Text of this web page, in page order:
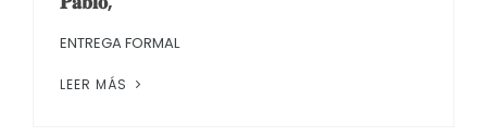
ENTREGA FORMAL
LEER MÁS